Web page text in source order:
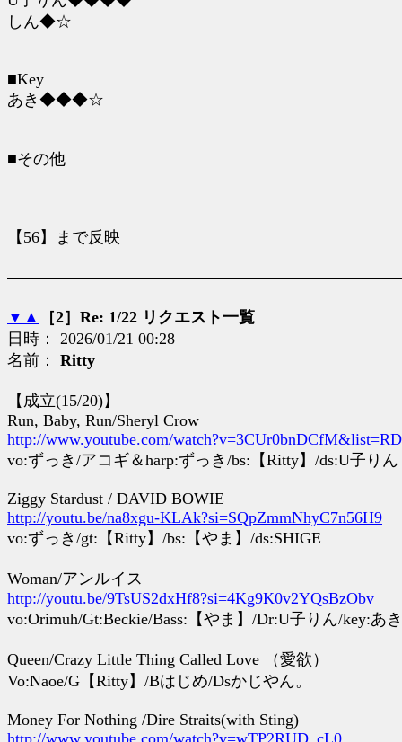
しん◆☆
■Key
あき◆◆◆☆
■その他
【56】まで反映
▼ ▲
［2］Re: 1/22 リクエスト一覧
日時： 2026/01/21 00:28
名前： Ritty
【成立(15/20)】
Run, Baby, Run/Sheryl Crow
http://www.youtube.com/
vo:ずっき/アコギ＆harp:ずっき/bs:【Ritty】/ds:U子りん
Ziggy Stardust / DAVID BOWIE
http://youtu.be/na8xgu-KLAk?si=SQpZmmNhyC7n56H9
vo:ずっき/gt:【Ritty】/bs:【やま】/ds:SHIGE
Woman/アンルイス
http://youtu.be/9TsUS2dxHf8?si=4Kg9K0v2YQsBzObv
vo:Orimuh/Gt:Beckie/Bass:【やま】/Dr:U子りん/key:あき
Queen/Crazy Little Thing Called Love （愛欲）
Vo:Naoe/G【Ritty】/Bはじめ/Dsかじやん。
Money For Nothing /Dire Straits(with Sting)
http://www.youtube.com/watch?v=wTP2RUD_cL0